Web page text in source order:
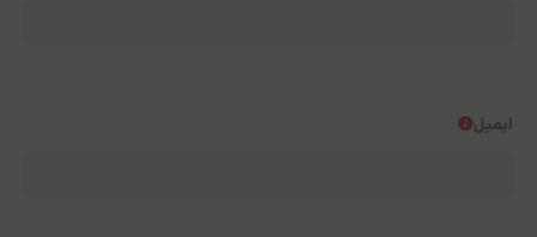
ایمیل